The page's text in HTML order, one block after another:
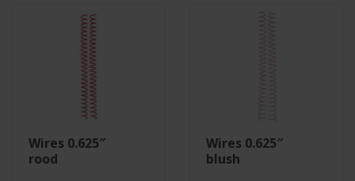
wires 0.625″
rood
wires 0.625″
blush